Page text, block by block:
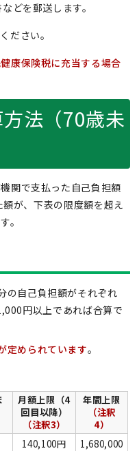
どを郵送します。
ださい。
康保険税に充当する場合
法（70歳未
関で支払った自己負担額
が、下表の限度額を超え
。
の自己負担額がそれぞれ
円以上であれば合算で
定められています。
月額上限（4
回目以降）
（注釈3）
年間上限
（注釈
4）
140,100円
1,680,000